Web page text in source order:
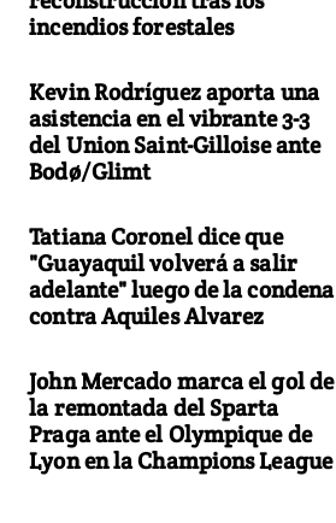
incendios forestales
Kevin Rodríguez aporta una
asistencia en el vibrante 3-3
del Union Saint-Gilloise ante
Bodø/Glimt
Tatiana Coronel dice que
"Guayaquil volverá a salir
adelante" luego de la condena
contra Aquiles Alvarez
John Mercado marca el gol de
la remontada del Sparta
Praga ante el Olympique de
Lyon en la Champions League